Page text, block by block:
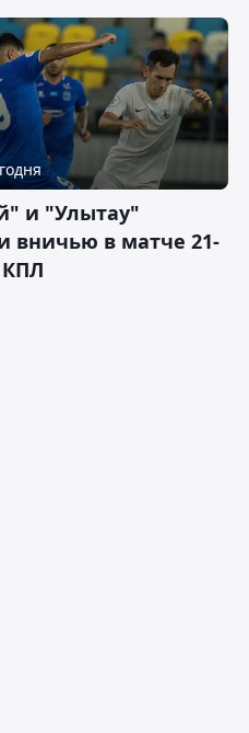
и "Улытау"
вничью в матче 21-
КПЛ